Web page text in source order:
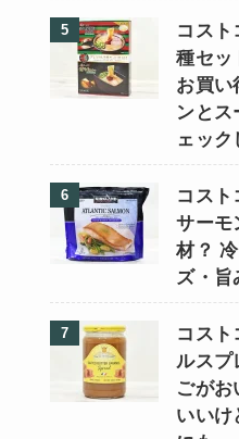
コスト
種セッ
お買い
ンとス
ェック
コスト
サーモ
材？
ズ・旨
コスト
ルスプ
ごがお
いいけ